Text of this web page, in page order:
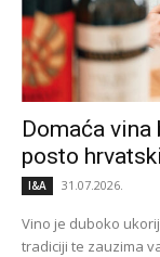
Domaća vina
posto
I&A 31.07.2026.
Vino je duboko
tradiciji te zauzima